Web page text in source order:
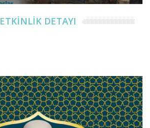
ETKİNLİK DETAYI